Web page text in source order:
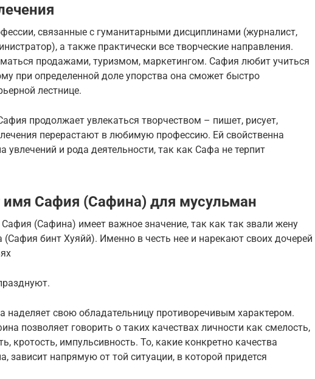
связанные с гуманитарными дисциплинами (журналист,
а также практически все творческие направления.
продажами, туризмом, маркетингом. Сафия любит учиться
при определенной доле упорства она сможет быстро
лестнице.
продолжает увлекаться творчеством – пишет, рисует,
перерастают в любимую профессию. Ей свойственна
увлечений и рода деятельности, так как Сафа не терпит
имя Сафия (Сафина) для мусульман
(Сафина) имеет важное значение, так как так звали жену
бинт Хуяйй). Именно в честь нее и нарекают своих дочерей
свою обладательницу противоречивым характером.
позволяет говорить о таких качествах личности как смелость,
кротость, импульсивность. То, какие конкретно качества
зависит напрямую от той ситуации, в которой придется